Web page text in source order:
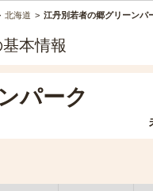
北海道 江丹別若者の郷グリーンパ
本情報
パーク